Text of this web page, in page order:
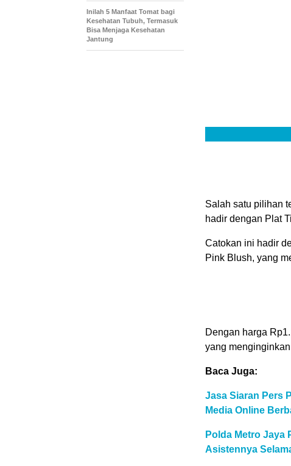
Salah satu pilihan
hadir dengan Plat
Catokan ini hadir
Pink Blush, yang
Dengan harga
yang
Baca Juga:
Jasa Siaran Pers
Media Online
Polda Metro Jaya
Asistennya
Inilah 5 Manfaat Tomat bagi
Kesehatan Tubuh, Termasuk
Bisa Menjaga Kesehatan
Jantung